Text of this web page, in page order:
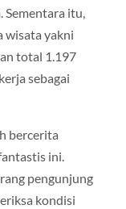
Sementara itu,
wisata yakni
total 1.197
sebagai
bercerita
ini.
pengunjung
kondisi